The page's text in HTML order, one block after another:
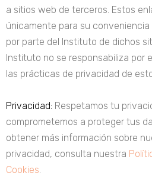
a sitios web de terceros. Estos
únicamente para su conveniencia
por parte del Instituto de dichos
Instituto no se responsabiliza por
las prácticas de privacidad de
Privacidad: Respetamos tu
comprometemos a proteger tus
obtener más información sobre
privacidad, consulta nuestra
Cookies.